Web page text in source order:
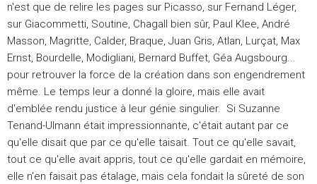
n'est que de relire les pages sur Picasso, sur Fernand Léger,
sur Giacommetti, Soutine, Chagall bien sûr, Paul Klee, André
Masson, Magritte, Calder, Braque, Juan Gris, Atlan, Lurçat, Max
Ernst, Bourdelle, Modigliani, Bernard Buffet, Géa Augsbourg...
pour retrouver la force de la création dans son engendrement
même. Le temps leur a donné la gloire, mais elle avait
d'emblée rendu justice à leur génie singulier. Si Suzanne
Tenand-Ulmann était impressionnante, c'était autant par ce
qu'elle disait que par ce qu'elle taisait. Tout ce qu'elle savait,
tout ce qu'elle avait appris, tout ce qu'elle gardait en mémoire,
elle n'en faisait pas étalage, mais cela fondait la sûreté de son